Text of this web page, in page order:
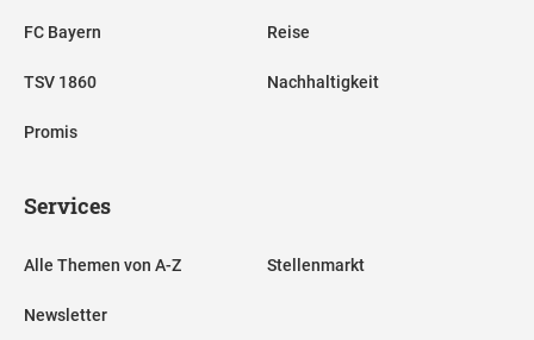
FC Bayern
TSV 1860
Promis
Reise
Nachhaltigkeit
Services
Alle Themen von A-Z
Newsletter
Stellenmarkt